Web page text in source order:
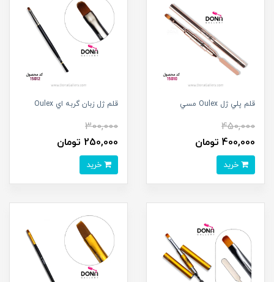
قلم پلي ژل Oulex مسي
450,000
400,000 تومان
قلم ژل زبان گربه اي Oulex
300,000
250,000 تومان